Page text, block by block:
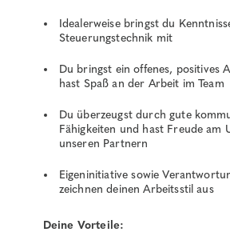
Idealerweise bringst du
Steuerungstechnik mit
Du bringst ein offenes, positives
hast Spaß an der Arbeit im Team
Du überzeugst durch gute
Fähigkeiten und hast Freude am
unseren Partnern
Eigeninitiative sowie
zeichnen deinen Arbeitsstil aus
Deine Vorteile: